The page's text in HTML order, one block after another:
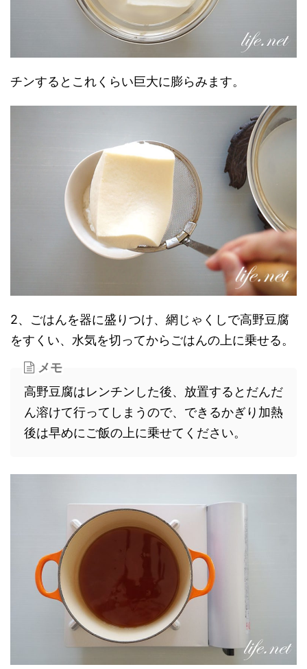
チンするとこれくらい巨大に膨らみます。
2、ごはんを器に盛りつけ、網じゃくしで高野豆腐
をすくい、水気を切ってからごはんの上に乗せる。
メモ
高野豆腐はレンチンした後、放置するとだんだ
ん溶けて行ってしまうので、できるかぎり加熱
後は早めにご飯の上に乗せてください。